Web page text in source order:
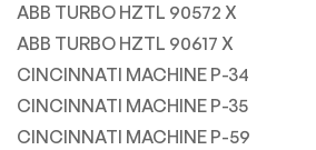
ABB TURBO HZTL 90572 X
ABB TURBO HZTL 90617 X
CINCINNATI MACHINE P-34
CINCINNATI MACHINE P-35
CINCINNATI MACHINE P-59